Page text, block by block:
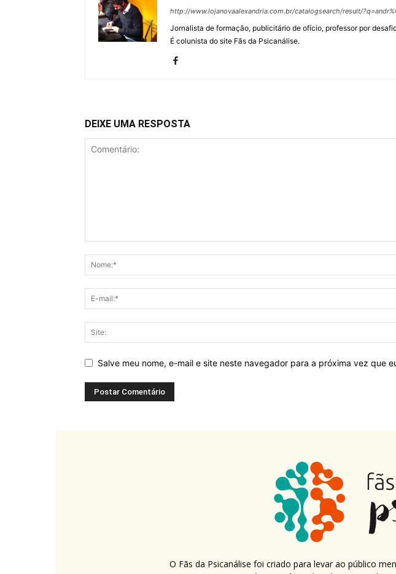
http://www.lojanovaalexandria.com.br/catalogsearch/result/
Jornalista de formação, publicitário de ofício, professor por
É colunista do site Fãs da Psicanálise.
DEIXE UMA RESPOSTA
Salve meu nome, e-mail e site neste navegador para a próxima vez que
O Fãs da Psicanálise foi criado para levar ao público